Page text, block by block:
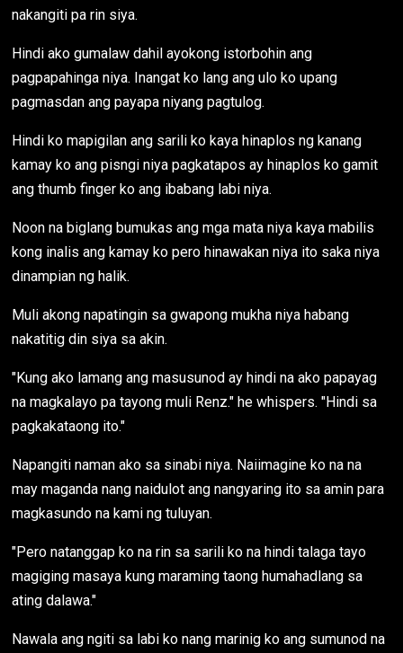
nakangiti pa rin siya.
Hindi ako gumalaw dahil ayokong istorbohin ang
pagpapahinga niya. Inangat ko lang ang ulo ko upang
pagmasdan ang payapa niyang pagtulog.
Hindi ko mapigilan ang sarili ko kaya hinaplos ng kanang
kamay ko ang pisngi niya pagkatapos ay hinaplos ko gamit
ang thumb finger ko ang ibabang labi niya.
Noon na biglang bumukas ang mga mata niya kaya mabilis
kong inalis ang kamay ko pero hinawakan niya ito saka niya
dinampian ng halik.
Muli akong napatingin sa gwapong mukha niya habang
nakatitig din siya sa akin.
"Kung ako lamang ang masusunod ay hindi na ako papayag
na magkalayo pa tayong muli Renz." he whispers. "Hindi sa
pagkakataong ito."
Napangiti naman ako sa sinabi niya. Naiimagine ko na na
may maganda nang naidulot ang nangyaring ito sa amin para
magkasundo na kami ng tuluyan.
"Pero natanggap ko na rin sa sarili ko na hindi talaga tayo
magiging masaya kung maraming taong humahadlang sa
ating dalawa."
Nawala ang ngiti sa labi ko nang marinig ko ang sumunod na